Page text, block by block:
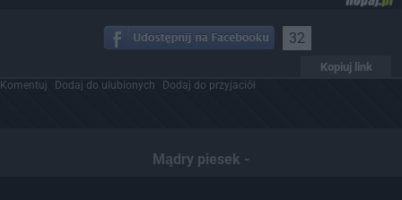
32
Kopiuj link
Komentuj Dodaj do ulubionych Dodaj do przyjaciół
Mądry piesek -